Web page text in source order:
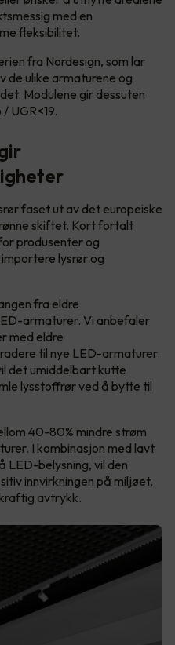
med en
fleksibilitet.
fra Nordesign, som lar
de ulike armaturene og
Modulene gir dessuten
UGR<19.
faset ut av det europeiske
skiftet. Kort fortalt
produsenter og
lysrør og
fra eldre
armaturer. Vi anbefaler
med eldre
til nye LED-armaturer.
det umiddelbart kutte
lysstoffrør ved å bytte til
40-80% mindre strøm
I kombinasjon med lavt
LED-belysning, vil den
innvirkningen på miljøet,
avtrykk.